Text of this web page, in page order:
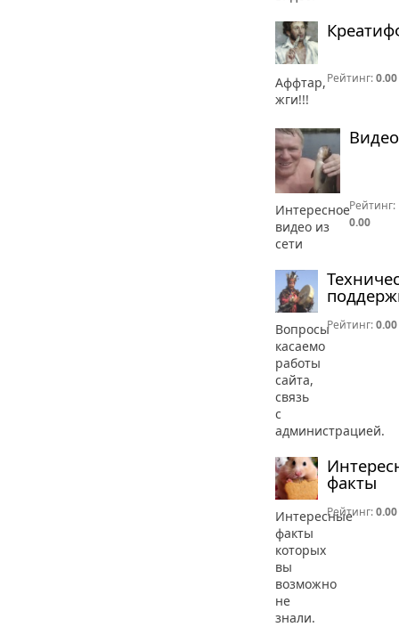
Аффтар,
жги!!!
Рейтинг:0.00
Видео
Интересное
видео из
сети
Рейтинг:
0.00
Вопросы
касаемо
работы
сайта,
связь
с
администрацией.
Рейтинг:0.00
факты
Интересные
факты
которых
вы
возможно
не
знали.
Рейтинг:0.00